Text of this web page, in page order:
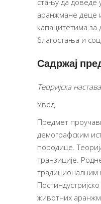
стању да доведе
аранжмане деце
капацитетима
благостања и
Садржај
Теоријска настава
Увод
Предмет
демографским
породице.
транзиције.
животних